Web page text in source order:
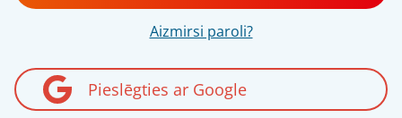
Aizmirsi paroli?
Pieslēgties ar Google